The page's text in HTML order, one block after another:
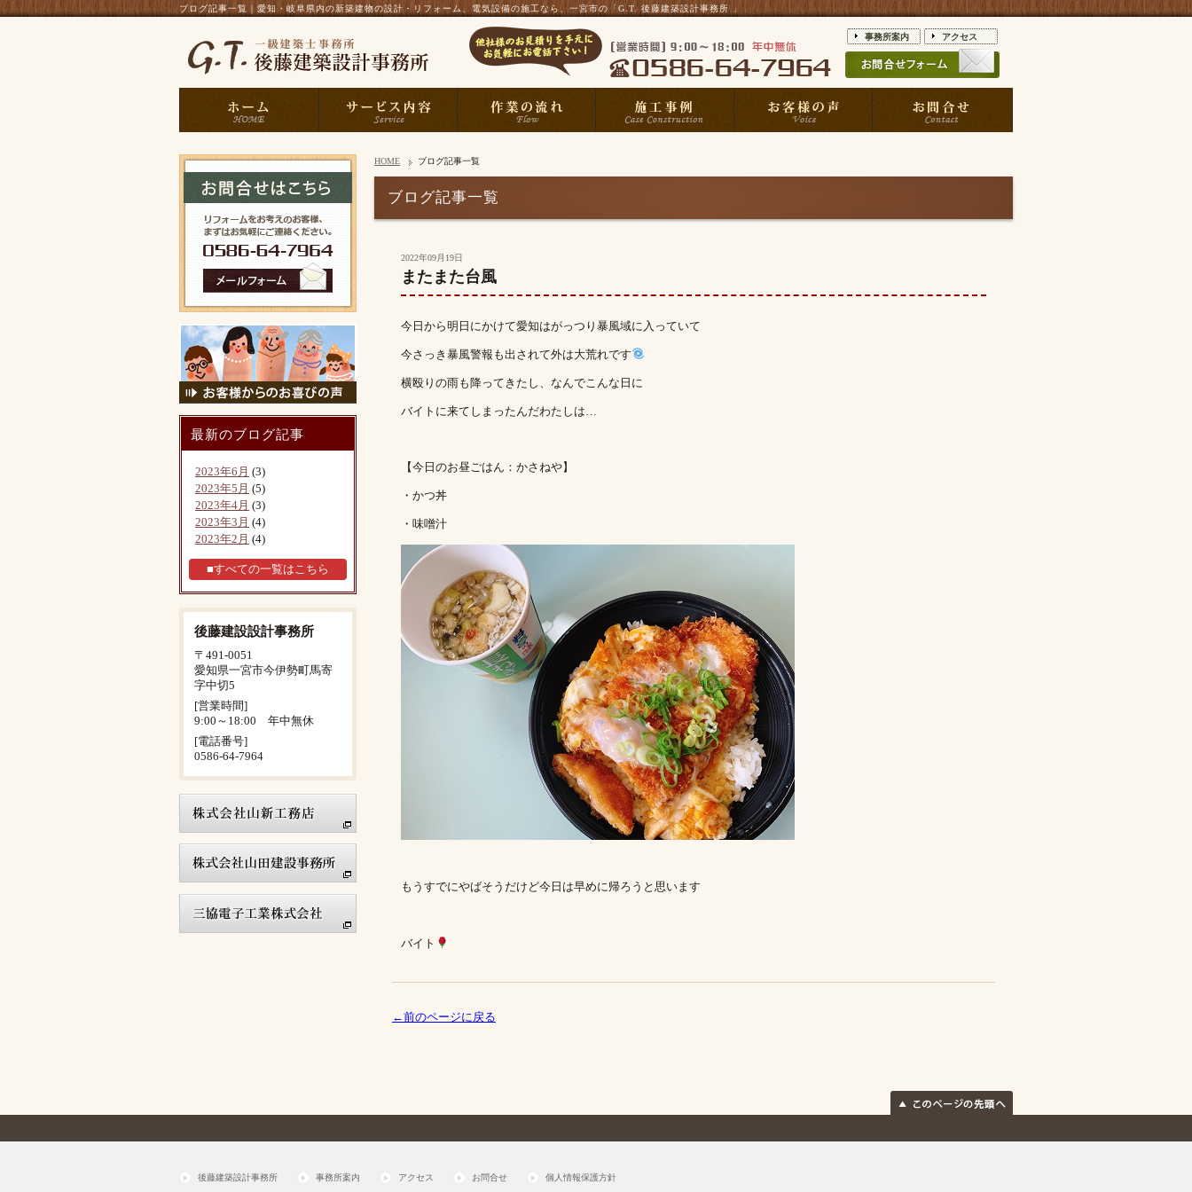
ブログ記事一覧｜愛知・岐阜県内の新築建物の設計・リフォーム、電気設備の施工なら、一宮市の「G.T. 後藤建築設計事務所 」
事務所案内 アクセス
HOME ブログ記事一覧
ブログ記事一覧
2022年09月19日
またまた台風
今日から明日にかけて愛知はがっつり暴風域に入っていて
今さっき暴風警報も出されて外は大荒れです
横殴りの雨も降ってきたし、なんでこんな日に
バイトに来てしまったんだわたしは…
【今日のお昼ごはん：かさねや】
・かつ丼
・味噌汁
もうすでにやばそうだけど今日は早めに帰ろうと思います
バイト
←前のページに戻る
最新のブログ記事
2023年6月 (3)
2023年5月 (5)
2023年4月 (3)
2023年3月 (4)
2023年2月 (4)
■すべての一覧はこちら
後藤建設設計事務所
〒491-0051
愛知県一宮市今伊勢町馬寄
字中切5
[営業時間]
9:00～18:00 年中無休
[電話番号]
0586-64-7964
後藤建築設計事務所 事務所案内 アクセス お問合せ 個人情報保護方針